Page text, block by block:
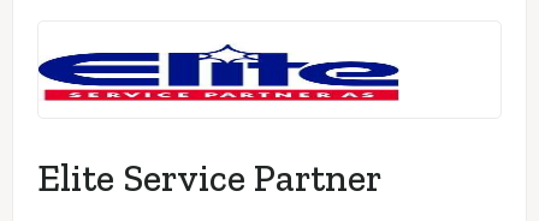
Elite Service Partner